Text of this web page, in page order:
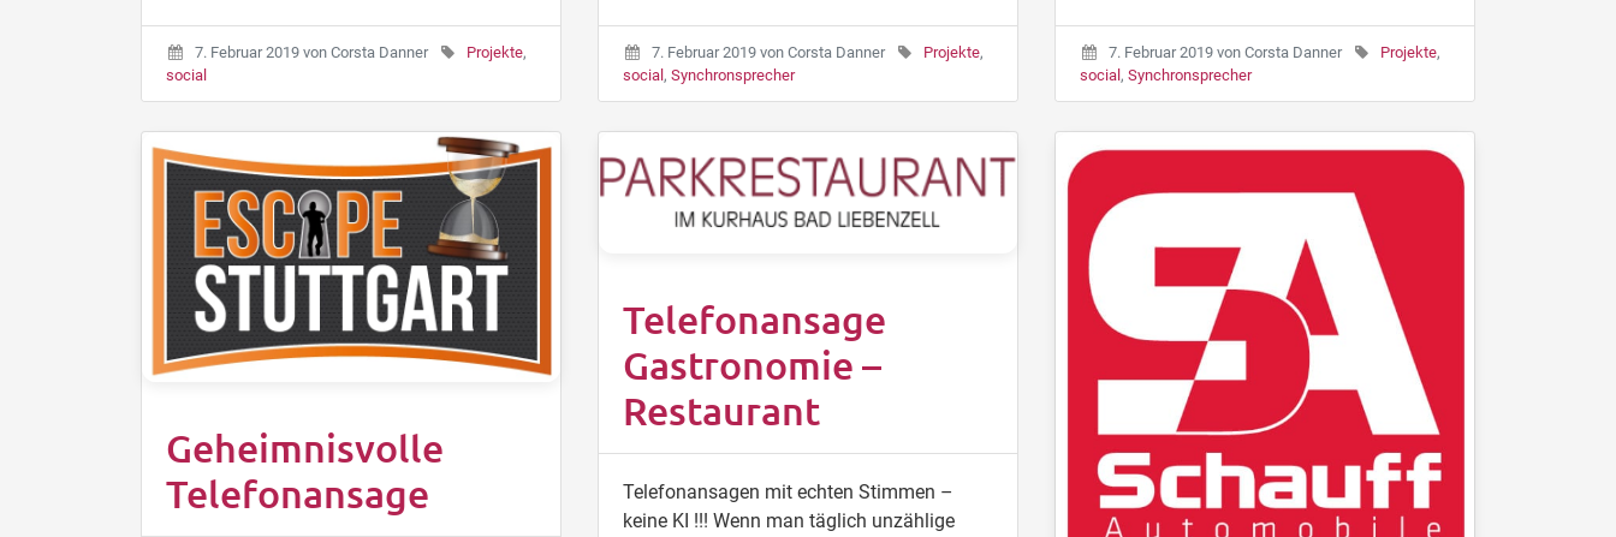
7. Februar 2019 von Corsta Danner Projekte,
social
7. Februar 2019 von Corsta Danner Projekte,
social , Synchronsprecher
7. Februar 2019 von Corsta Danner Projekte,
social , Synchronsprecher
Geheimnisvolle
Telefonansage
Telefonansage
Gastronomie –
Restaurant
Telefonansagen mit echten Stimmen –
keine KI !!! Wenn man täglich unzählige